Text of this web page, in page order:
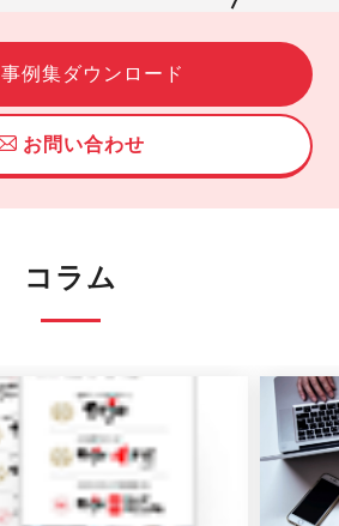
事例集ダウンロード
お問い合わせ
コラム